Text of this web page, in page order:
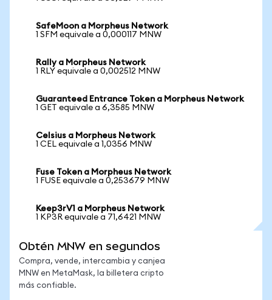
SafeMoon a Morpheus Network
1 SFM equivale a 0,000117 MNW
Rally a Morpheus Network
1 RLY equivale a 0,002512 MNW
Guaranteed Entrance Token a Morpheus Network
1 GET equivale a 6,3585 MNW
Celsius a Morpheus Network
1 CEL equivale a 1,0356 MNW
Fuse Token a Morpheus Network
1 FUSE equivale a 0,253679 MNW
Keep3rV1 a Morpheus Network
1 KP3R equivale a 71,6421 MNW
Obtén MNW en segundos
Compra, vende, intercambia y canjea
MNW en MetaMask, la billetera cripto
más confiable.